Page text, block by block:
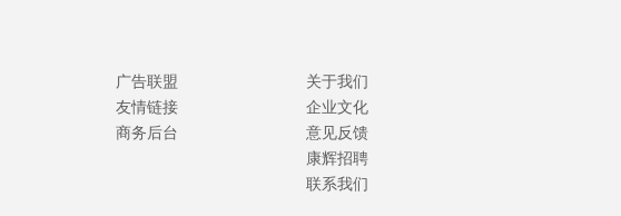
广告联盟
友情链接
商务后台
关于我们
企业文化
意见反馈
康辉招聘
联系我们